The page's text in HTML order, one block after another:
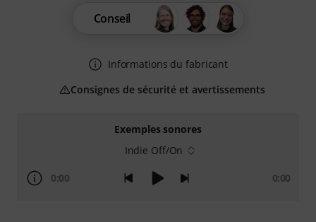
Exemples sonores
Indie Off/On
0:00 0:00
Conseil
Informations du fabricant
Consignes de sécurité et avertissements